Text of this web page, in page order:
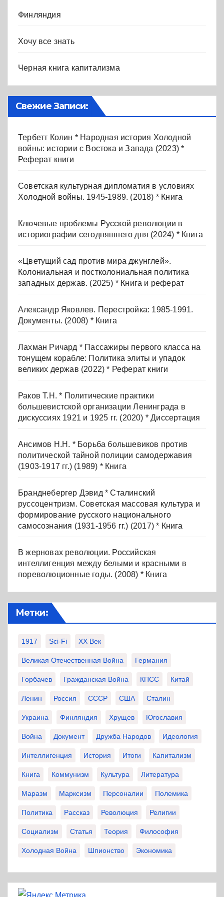
Финляндия
Хочу все знать
Черная книга капитализма
Свежие Записи:
Тербетт Колин * Народная история Холодной
войны: истории с Востока и Запада (2023) *
Реферат книги
Советская культурная дипломатия в условиях
Холодной войны. 1945-1989. (2018) * Книга
Ключевые проблемы Русской революции в
историографии сегодняшнего дня (2024) * Книга
«Цветущий сад против мира джунглей».
Колониальная и постколониальная политика
западных держав. (2025) * Книга и реферат
Александр Яковлев. Перестройка: 1985-1991.
Документы. (2008) * Книга
Лахман Ричард * Пассажиры первого класса на
тонущем корабле: Политика элиты и упадок
великих держав (2022) * Реферат книги
Раков Т.Н. * Политические практики
большевистской организации Ленинграда в
дискуссиях 1921 и 1925 гг. (2020) * Диссертация
Ансимов Н.Н. * Борьба большевиков против
политической тайной полиции самодержавия
(1903-1917 гг.) (1989) * Книга
Бранднебергер Дэвид * Сталинский
руссоцентризм. Советская массовая культура и
формирование русского национального
самосознания (1931-1956 гг.) (2017) * Книга
В жерновах революции. Российская
интеллигенция между белыми и красными в
пореволюционные годы. (2008) * Книга
Метки:
1917 Sci-Fi XX Век
Великая Отечественная Война Германия
Горбачев Гражданская Война КПСС Китай
Ленин Россия СССР США Сталин
Украина Финляндия Хрущев Югославия
Война Документ Дружба Народов Идеология
Интеллигенция История Итоги Капитализм
Книга Коммунизм Культура Литература
Маразм Марксизм Персоналии Полемика
Политика Рассказ Революция Религии
Социализм Статья Теория Философия
Холодная Война Шпионство Экономика